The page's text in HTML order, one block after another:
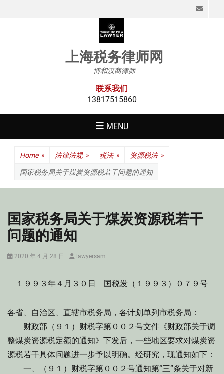
上海税务律师网
博和汉商律师
联系我们
13817515860
MENU
Home » 法律法规 » 税法 » 资源税法 »
国家税务局关于煤炭资源税若干问题的通知
国家税务局关于煤炭资源税若干
问题的通知
Posted
2020 年 4 月 28 日 Authorlawyersam
１９９３年４月３０日 国税发（１９９３）０７９号
各省、自治区、直辖市税务局，各计划单列市税务局：
财政部（９１）财税字第００２号文件《财政部关于调
整煤炭资源税定额的通知》下发后，一些地区要求对煤炭资
源税若干具体问题进一步予以明确。经研究，现通知如下：
一、（９１）财税字第００２号通知第“三”条关于对新